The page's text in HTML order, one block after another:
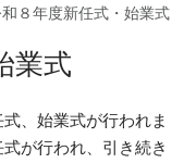
８年度新任式・始業式
業式
、始業式が行われま
が行われ、引き続き